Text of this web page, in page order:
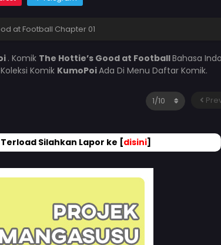
at Football Chapter 01
. Komik The Hottie’s Good at FootballBahasa
Komik KumoPoiAda Di Menu Daftar Komik.
Silahkan Lapor ke [disini]